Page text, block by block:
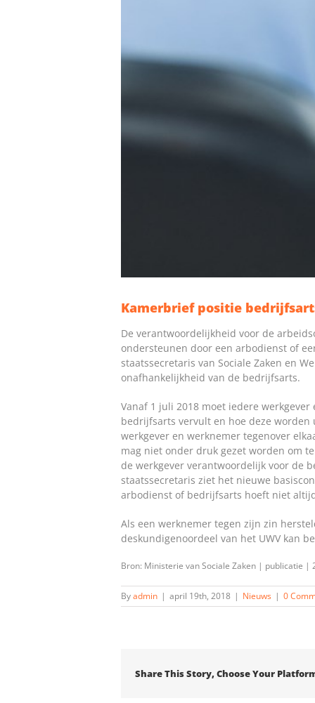
Kamerbrief positie
De verantwoordelijkheid voor de
ondersteunen door een arbodienst of
staatssecretaris van Sociale Zaken en
onafhankelijkheid van de bedrijfsarts.
Vanaf 1 juli 2018 moet iedere
bedrijfsarts vervult en hoe deze
werkgever en werknemer tegenover
mag niet onder druk gezet worden om
de werkgever verantwoordelijk voor de
staatssecretaris ziet het nieuwe
arbodienst of bedrijfsarts hoeft niet
Als een werknemer tegen zijn zin
deskundigenoordeel van het UWV kan
Bron: Ministerie van Sociale Zaken | publicatie |
Byadmin | april 19th, 2018 | Nieuws | 0
Share This Story, Choose Your